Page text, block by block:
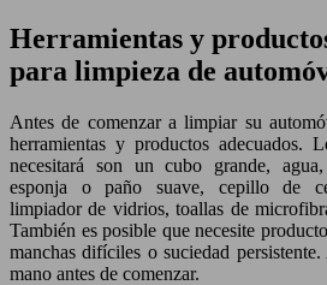
Herramientas y
para limpieza de
Antes de comenzar a limpiar su
herramientas y productos adecuados.
necesitará son un cubo grande,
esponja o paño suave, cepillo de
limpiador de vidrios, toallas de
También es posible que necesite
manchas difíciles o suciedad
mano antes de comenzar.